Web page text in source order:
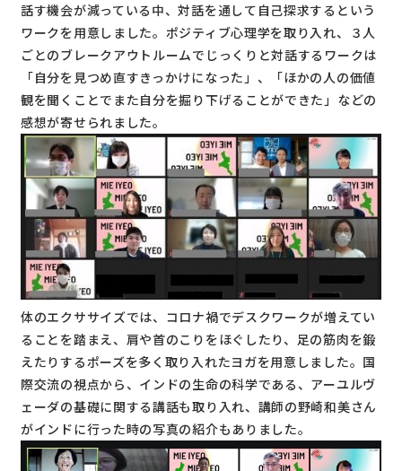
話す機会が減っている中、対話を通して自己探求するという
ワークを用意しました。ポジティブ心理学を取り入れ、３人
ごとのブレークアウトルームでじっくりと対話するワークは
「自分を見つめ直すきっかけになった」、「ほかの人の価値
観を聞くことでまた自分を掘り下げることができた」などの
感想が寄せられました。
体のエクササイズでは、コロナ禍でデスクワークが増えてい
ることを踏まえ、肩や首のこりをほぐしたり、足の筋肉を鍛
えたりするポーズを多く取り入れたヨガを用意しました。国
際交流の視点から、インドの生命の科学である、アーユルヴ
ェーダの基礎に関する講話も取り入れ、講師の野崎和美さん
がインドに行った時の写真の紹介もありました。